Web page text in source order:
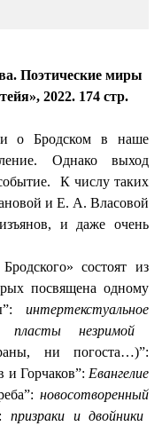
Поэтические миры
», 2022. 174 стр.
о Бродском в наше
Однако выход
К числу таких
и Е. А. Власовой
и даже очень
состоят из
посвящена одному
интертекстуальное
пласты незримой
ни погоста…)”:
и Горчаков”: Евангелие
новосотворенный
призраки и двойники